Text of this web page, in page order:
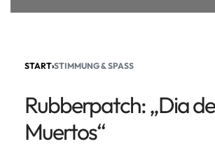
START›STIMMUNG & SPASS
Rubberpatch: „Dia
Muertos“